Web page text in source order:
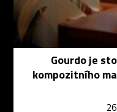
Gourdo je
kompozitního